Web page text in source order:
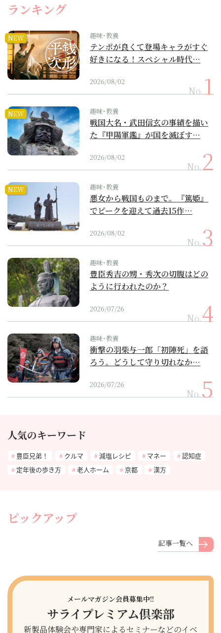
ランキング
NEW 趣味･教養
テンポが良くて登場キャラがすぐ
好きになる！スペシャル時代…
2026/08/02
No.
NEW 趣味･教養
戦国大名・武田信玄の事績を描い
た『甲陽軍鑑』が国を滅ぼす…
2026/08/02
No.
NEW 趣味･教養
悪女から戦国ものまで。『篤姫』
でピークを迎えて過去15作…
2026/08/02
No.
趣味･教養
豊臣秀吉の甥・秀次の切腹はどの
ように行われたのか？
2026/07/26
No.
趣味･教養
衝撃の羽柴与一郎「初陣死」を語
ろう。どうして守り切れなか…
2026/07/26
No.
人気のキーワード
豊臣兄弟！ クルマ 減塩レシピ マネー
認知症
定年後の歩き方
老人ホーム 京都 漢方
ピックアップ
記事一覧へ
メールマガジン会員募集中!!
サライプレミアム倶楽部
新製品体験会や専門家によるセミナーなどのイベ